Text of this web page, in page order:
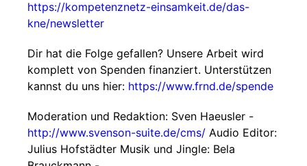
https://kompetenznetz-einsamkeit.de/das-
kne/newsletter
Dir hat die Folge gefallen? Unsere Arbeit wird
komplett von Spenden finanziert. Unterstützen
kannst du uns hier: https://www.frnd.de/spende
Moderation und Redaktion: Sven Haeusler -
http://www.svenson-suite.de/cms/ Audio Editor:
Julius Hofstädter Musik und Jingle: Bela